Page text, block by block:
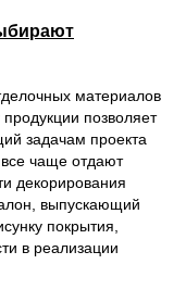
материалов
позволяет
задачам проекта
чаще отдают
декорирования
выпускающий
покрытия,
в реализации